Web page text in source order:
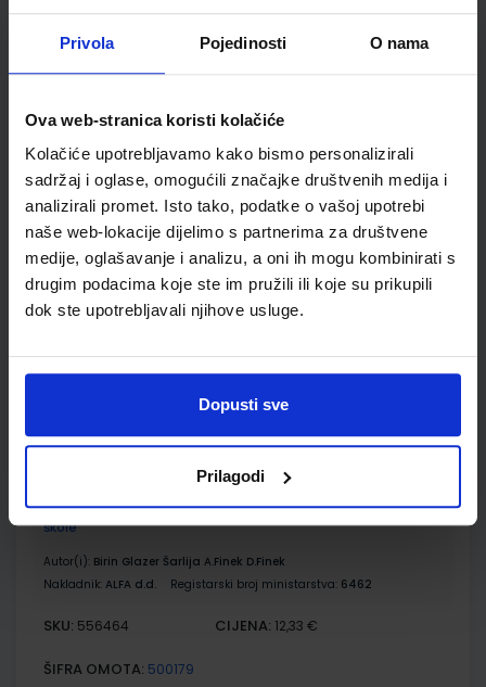
Privola Pojedinosti O nama
Ova web-stranica koristi kolačiće
Kolačiće upotrebljavamo kako bismo personalizirali
sadržaj i oglase, omogućili značajke društvenih medija i
analizirali promet. Isto tako, podatke o vašoj upotrebi
naše web-lokacije dijelimo s partnerima za društvene
medije, oglašavanje i analizu, a oni ih mogu kombinirati s
drugim podacima koje ste im pružili ili koje su prikupili
dok ste upotrebljavali njihove usluge.
Dopusti sve
Prilagodi
Nakladnik:ŠKOLSKA KNJIGA d.d. Registarski broj ministarstva:6018-
DOM
SKU:556173
ŠIFRA OMOTA: 500170
Udžbenik Omot
GEA 1; nastavni listići za samovrednovanje i razumijevanje
geografskih vještina
Autor(i):Goran Dragičević
Nakladnik:ŠKOLSKA KNJIGA d.d. Registarski broj ministarstva:
SKU: CIJENA:
Udžbenik
POVIJEST 5; udžbenik iz povijesti za peti razred osnovne
škole
Autor(i): Birin Glazer Šarlija A.Finek D.Finek
Nakladnik: ALFA d.d. Registarski broj ministarstva: 6462
SKU: 556464 CIJENA: 12,33 €
ŠIFRA OMOTA: 500179